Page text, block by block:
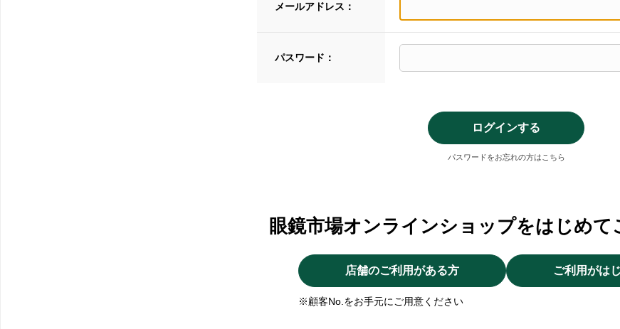
メールアドレス：
パスワード：
パスワードをお忘れの方はこちら
眼鏡市場オンラインショップをはじめて
店舗のご利用がある方
※顧客No.をお手元にご用意ください
ご利用がは